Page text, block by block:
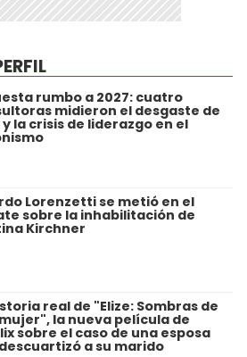
rumbo a 2027: cuatro
midieron el desgaste de
y la crisis de liderazgo en el
Lorenzetti se metió en el
sobre la inhabilitación de
Kirchner
real de "Elize: Sombras de
la nueva película de
sobre el caso de una esposa
a su marido